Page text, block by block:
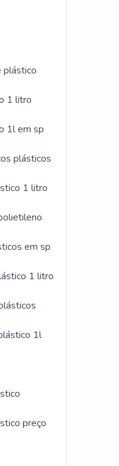
plástico
1 litro
1l em sp
plásticos
1 litro
em sp
1 litro
1l
preço